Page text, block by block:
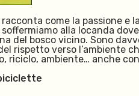
come la passione e
soffermiamo alla locanda
del bosco vicino. Sono
rispetto verso l’ambiente
riciclo, ambiente… anche